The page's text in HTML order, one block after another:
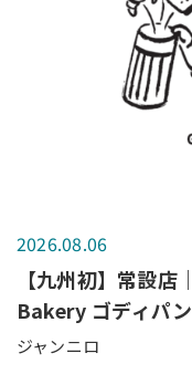
2026.08.06
【九州初】常設
Bakery ゴディパ
ジャンニロ